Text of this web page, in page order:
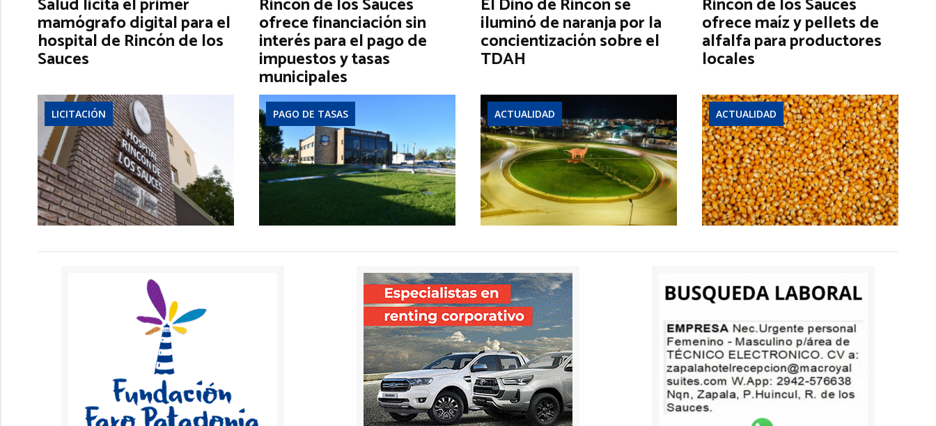
mamógrafo digital para el
hospital de Rincón de los
Sauces
LICITACIÓN
ofrece financiación sin
interés para el pago de
impuestos y tasas
municipales
PAGO DE TASAS
iluminó de naranja por la
concientización sobre el
TDAH
ACTUALIDAD
ofrece maíz y pellets de
alfalfa para productores
locales
ACTUALIDAD